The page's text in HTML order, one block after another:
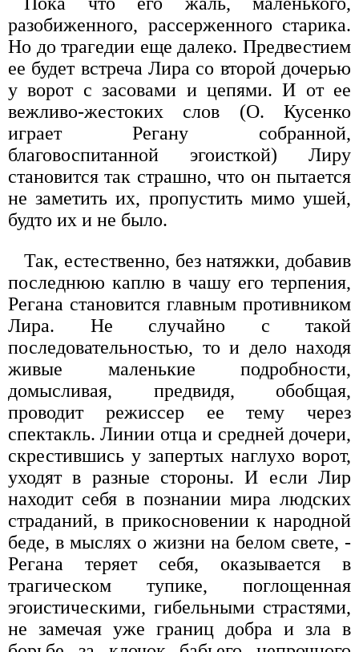
разобиженного, рассерженного старика.
Но до трагедии еще далеко. Предвестием
ее будет встреча Лира со второй дочерью
у ворот с засовами и цепями. И от ее
вежливо-жестоких слов (О. Кусенко
играет Регану собранной,
благовоспитанной эгоисткой) Лиру
становится так страшно, что он пытается
не заметить их, пропустить мимо ушей,
будто их и не было.
Так, естественно, без натяжки, добавив
последнюю каплю в чашу его терпения,
Регана становится главным противником
Лира. Не случайно с такой
последовательностью, то и дело находя
живые маленькие подробности,
домысливая, предвидя, обобщая,
проводит режиссер ее тему через
спектакль. Линии отца и средней дочери,
скрестившись у запертых наглухо ворот,
уходят в разные стороны. И если Лир
находит себя в познании мира людских
страданий, в прикосновении к народной
беде, в мыслях о жизни на белом свете, -
Регана теряет себя, оказывается в
трагическом тупике, поглощенная
эгоистическими, гибельными страстями,
не замечая уже границ добра и зла в